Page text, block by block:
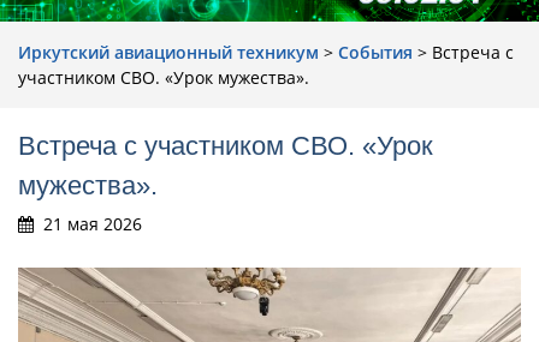
Иркутский авиационный техникум > События > Встреча с
участником СВО. «Урок мужества».
Встреча с участником СВО. «Урок
мужества».
21 мая 2026